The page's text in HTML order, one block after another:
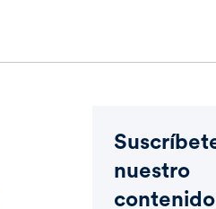
nuestro
contenido